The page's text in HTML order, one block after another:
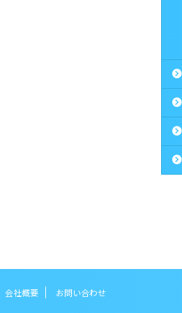
会社概要 お問い合わせ